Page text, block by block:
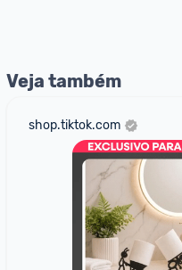
Veja também
shop.tiktok.com